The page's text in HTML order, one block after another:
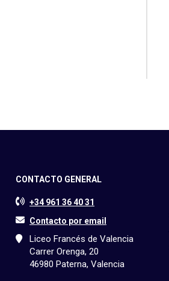
CONTACTO GENERAL
+34 961 36 40 31
Contacto por email
Liceo Francés de Valencia
Carrer Orenga, 20
46980 Paterna, Valencia